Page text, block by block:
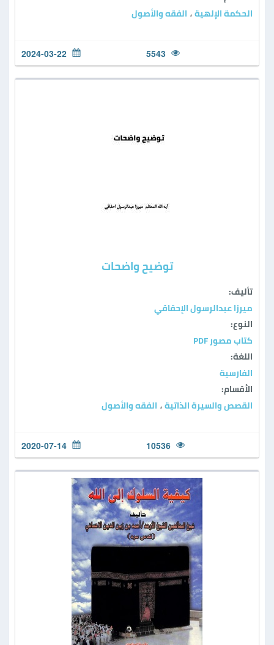
الحكمة الإلهية ، الفقه والأصول
5543
2024-03-22
ﺗﻮﺿﯿﺢ واﺿﺤﺎت
تأليف:
ميرزا عبدالرسول الإحقاقي
النوع:
كتاب مصور PDF
اللغة:
الفارسية
الأقسام:
القصص والسيرة الذاتية ، الفقه والأصول
10536
2020-07-14